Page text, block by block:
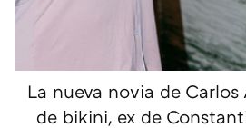
La nueva novia de
de bikini, ex de